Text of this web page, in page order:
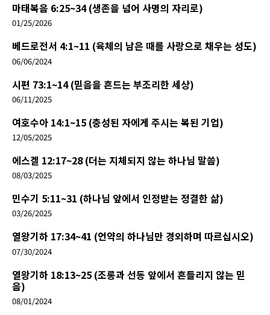
마태복음 6:25~34 (생존을 넘어 사명의 자리로)
01/25/2026
베드로전서 4:1~11 (육체의 남은 때를 사랑으로 채우는 성도)
06/06/2024
시편 73:1~14 (믿음을 흔드는 부조리한 세상)
06/11/2025
여호수아 14:1~15 (충성된 자에게 주시는 복된 기업)
12/05/2025
에스겔 12:17~28 (더는 지체되지 않는 하나님 말씀)
08/03/2025
민수기 5:11~31 (하나님 앞에서 인정받는 정결한 삶)
03/26/2025
열왕기하 17:34~41 (언약의 하나님만 경외하며 따르십시오)
07/30/2024
열왕기하 18:13~25 (조롱과 선동 앞에서 흔들리지 않는 믿
음)
08/01/2024